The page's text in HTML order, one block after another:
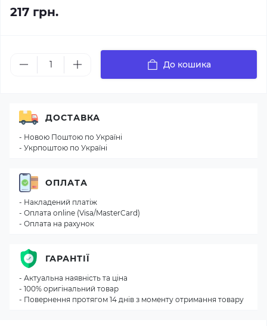
217 грн.
До кошика
ДОСТАВКА
- Новою Поштою по Україні
- Укрпоштою по Україні
ОПЛАТА
- Накладений платіж
- Оплата online (Visa/MasterCard)
- Оплата на рахунок
ГАРАНТІЇ
- Актуальна наявність та ціна
- 100% оригінальний товар
- Повернення протягом 14 днів з моменту отримання товару